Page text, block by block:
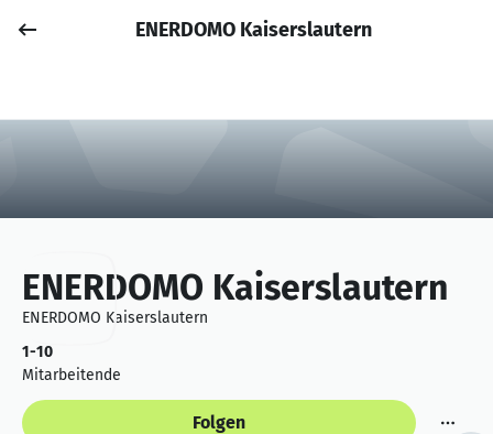
Anmelden
ENERDOMO Kaiserslautern
ENERDOMO Kaiserslautern
ENERDOMO Kaiserslautern
1-10
Mitarbeitende
Folgen